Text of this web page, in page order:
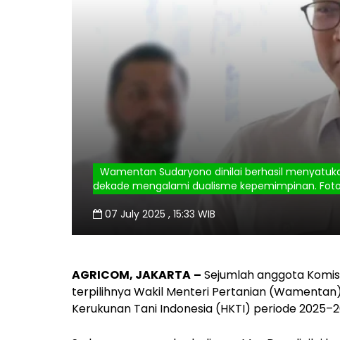
Wamentan Sudaryono dinilai berhasil
dekade mengalami dualisme kepemimpinan.
07 July 2025 , 15:33 WIB
AGRICOM, JAKARTA – Sejumlah anggota
terpilihnya Wakil Menteri Pertanian
Kerukunan Tani Indonesia (HKTI) periode